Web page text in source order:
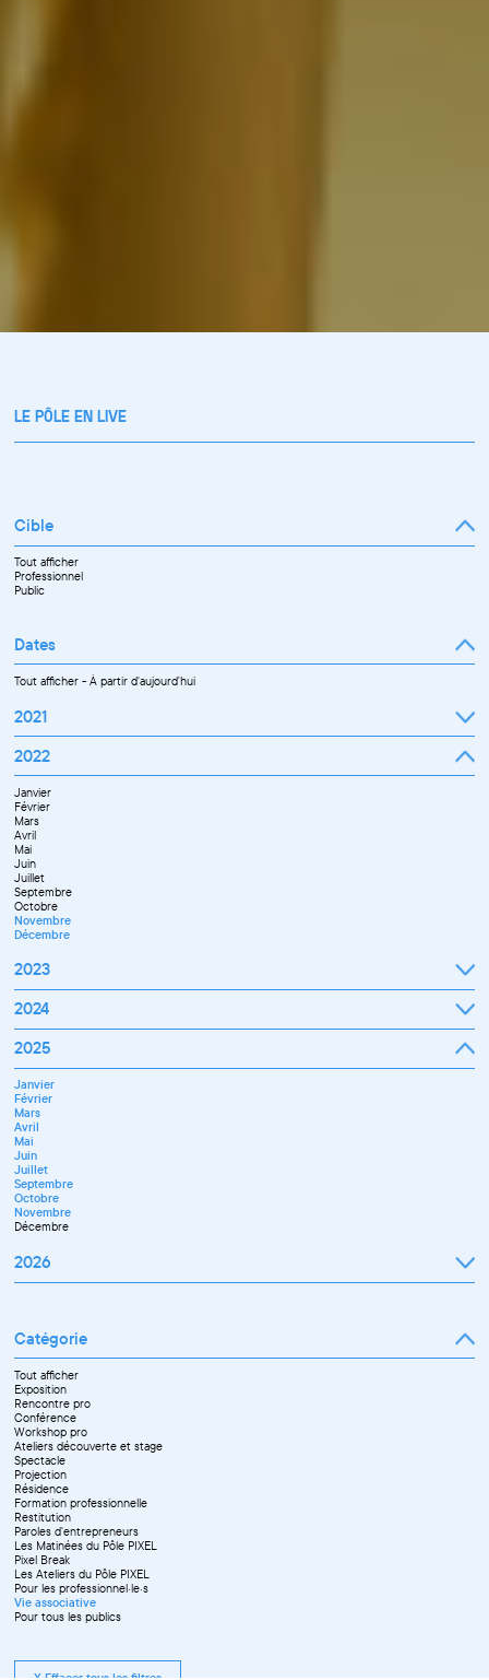
LE PÔLE EN LIVE
Cible
Tout afficher
Professionnel
Public
Dates
Tout afficher-À partir d'aujourd'hui
2021
Septembre
Octobre
Novembre
Décembre
2022
Janvier
Février
Mars
Avril
Mai
Juin
Juillet
Septembre
Octobre
Novembre
Décembre
2023
Janvier
Mars
Avril
Juin
Septembre
Octobre
Novembre
Décembre
2024
Janvier
Mars
Avril
Mai
Juin
Juillet
Septembre
Novembre
Décembre
2025
Janvier
Février
Mars
Avril
Mai
Juin
Juillet
Septembre
Octobre
Novembre
Décembre
2026
Avril
Mai
Juin
Septembre
Octobre
Novembre
Catégorie
Tout afficher
Exposition
Rencontre pro
Conférence
Workshop pro
Ateliers découverte et stage
Spectacle
Projection
Résidence
Formation professionnelle
Restitution
Paroles d'entrepreneurs
Les Matinées du Pôle PIXEL
Pixel Break
Les Ateliers du Pôle PIXEL
Pour les professionnel·le·s
Vie associative
Pour tous les publics